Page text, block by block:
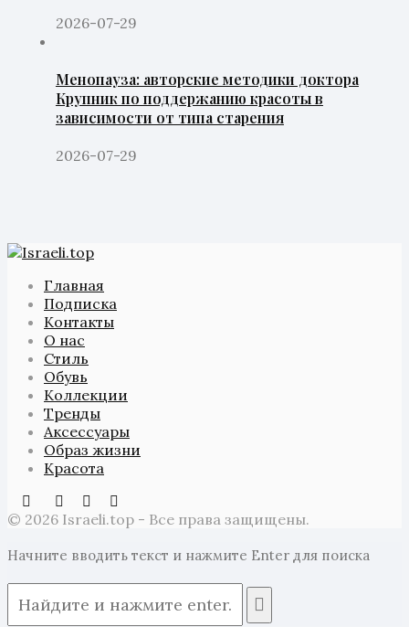
2026-07-29
Менопауза: авторские методики доктора
Крупник по поддержанию красоты в
зависимости от типа старения
2026-07-29
Главная
Подписка
Контакты
О нас
Стиль
Обувь
Коллекции
Тренды
Аксессуары
Образ жизни
Красота
© 2026 Israeli.top - Все права защищены.
Начните вводить текст и нажмите Enter для поиска